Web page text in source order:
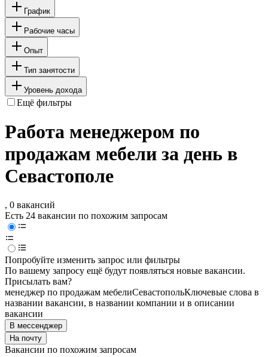
График
Рабочие часы
Опыт
Тип занятости
Уровень дохода
Ещё фильтры
Работа менеджером по
продажам мебели за день в
Севастополе
, 0 вакансий
Есть 24 вакансии по похожим запросам
Попробуйте изменить запрос или фильтры
По вашему запросу ещё будут появляться новые вакансии.
Присылать вам?
менеджер по продажам мебелиСевастопольКлючевые слова в
названии вакансии, в названии компании и в описании
вакансии
В мессенджер
На почту
Вакансии по похожим запросам